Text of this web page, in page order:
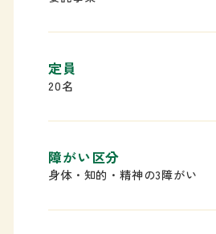
定員
20名
障がい区分
身体・知的・精神の3障がい